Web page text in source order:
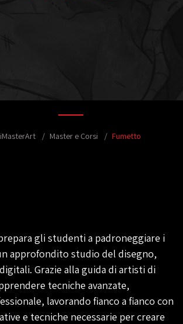
iMasterArt Master e Corsi Fumetto
gli studenti a padroneggiare i
approfondito studio del disegno,
Grazie alla guida di artisti di
tecniche avanzate,
lavorando fianco a fianco con
e tecniche necessarie per creare